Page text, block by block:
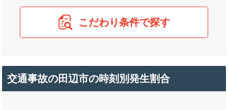
こだわり条件で探す
交通事故の田辺市の時刻別発生割合